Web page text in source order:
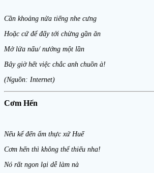
Cần khoảng nửa tiếng nhe cưng
Hoặc cứ để đấy tới chừng gần ăn
Mở lửa nấu/ nướng một lần
Bây giờ hết việc chắc anh chuồn à!
(Nguồn: Internet)
Cơm Hến
Nếu kể đến ẩm thực xứ Huế
Cơm hến thì không thể thiếu nha!
Nó rất ngon lại dễ làm nà